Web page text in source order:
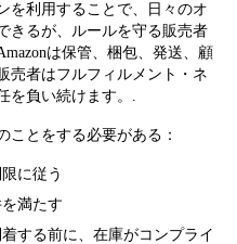
を利用することで、日々のオ
きるが、ルールを守る販売者
は保管、梱包、発送、顧
売者はフルフィルメント・ネ
を負い続けます。.
ことをする必要がある：
に従う
満たす
する前に、在庫がコンプライ